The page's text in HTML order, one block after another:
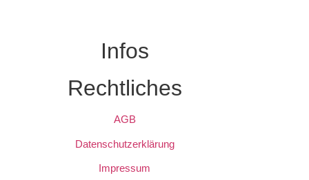
Infos
Rechtliches
AGB
Datenschutzerklärung
Impressum